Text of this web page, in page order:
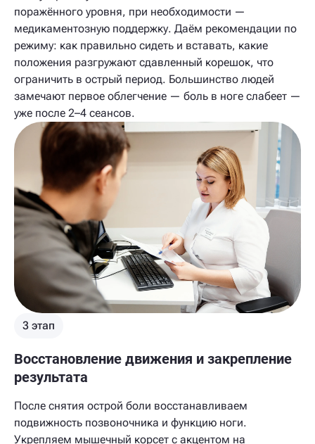
поражённого уровня, при необходимости —
медикаментозную поддержку. Даём рекомендации по
режиму: как правильно сидеть и вставать, какие
положения разгружают сдавленный корешок, что
ограничить в острый период. Большинство людей
замечают первое облегчение — боль в ноге слабеет —
уже после 2–4 сеансов.
3 этап
Восстановление движения и закрепление
результата
После снятия острой боли восстанавливаем
подвижность позвоночника и функцию ноги.
Укрепляем мышечный корсет с акцентом на